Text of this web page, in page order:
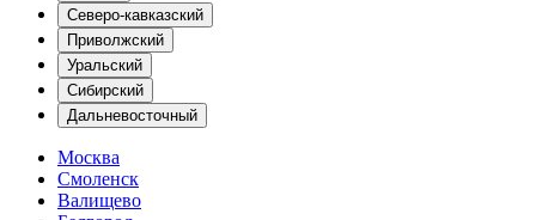
Северо-кавказский
Приволжский
Уральский
Сибирский
Дальневосточный
Москва
Смоленск
Валищево